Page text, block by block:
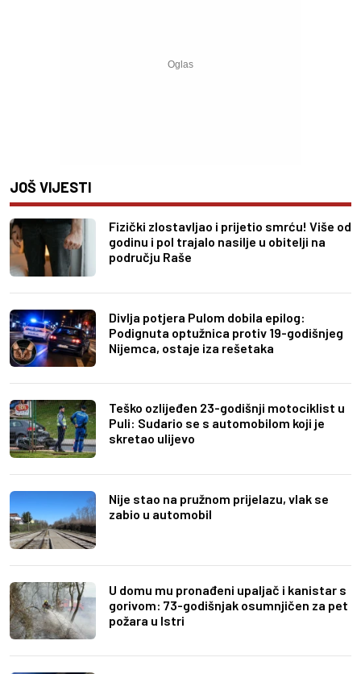
JOŠ VIJESTI
Fizički zlostavljao i prijetio smrću! Više od
godinu i pol trajalo nasilje u obitelji na
području Raše
Divlja potjera Pulom dobila epilog:
Podignuta optužnica protiv 19-godišnjeg
Nijemca, ostaje iza rešetaka
Teško ozlijeđen 23-godišnji motociklist u
Puli: Sudario se s automobilom koji je
skretao ulijevo
Nije stao na pružnom prijelazu, vlak se
zabio u automobil
U domu mu pronađeni upaljač i kanistar s
gorivom: 73-godišnjak osumnjičen za pet
požara u Istri